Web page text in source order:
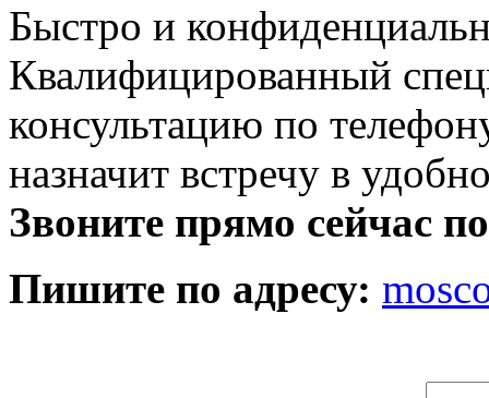
Быстро и
Квалифицированный
консультацию по
назначит встречу в
Звоните прямо сейчас
Пишите по адресу: